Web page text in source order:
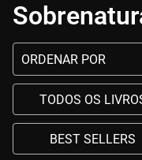
ORDENAR POR
TODOS OS
BEST SELLERS